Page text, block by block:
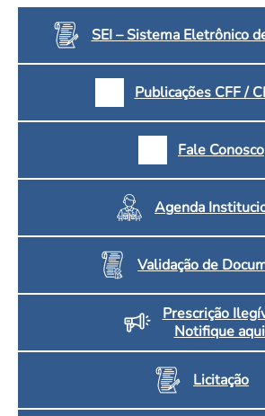
SEI – Sistema Eletrônico
Publicações CFF /
Fale Conosco
Agenda
Validação de
Prescrição
Notifique
Licitação